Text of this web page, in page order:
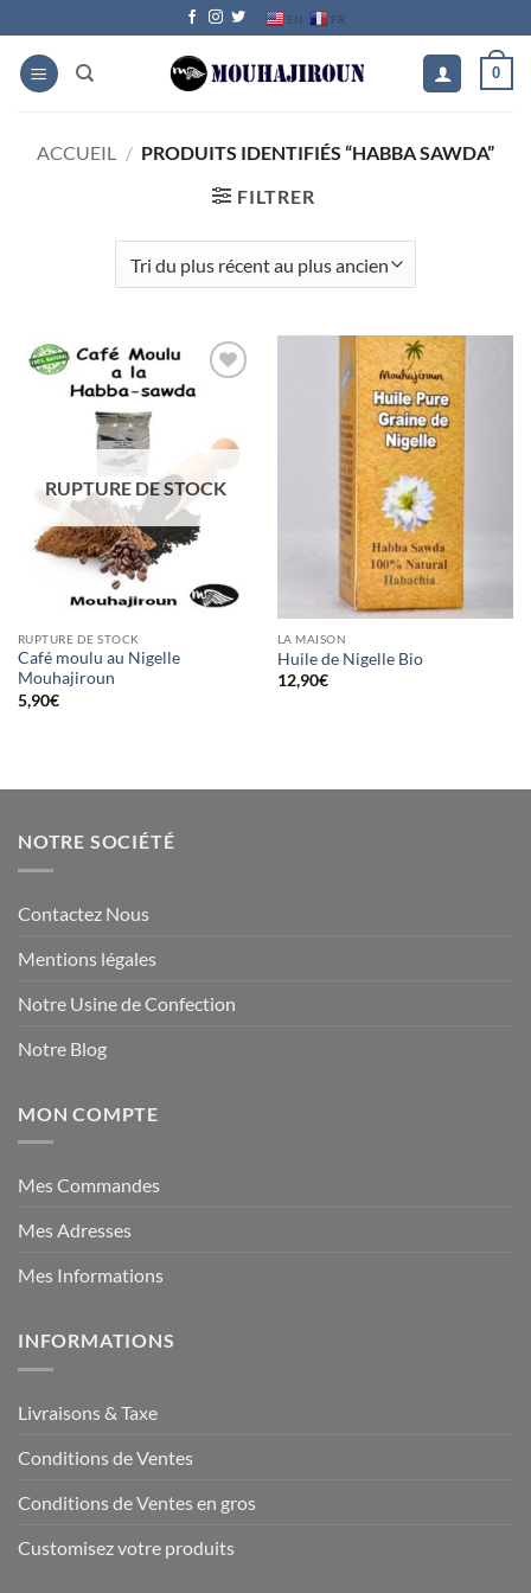
au
contenu
EN FR
0
ACCUEIL / PRODUITS IDENTIFIÉS “HABBA SAWDA”
FILTRER
Ajouter
RUPTURE DE STOCK
RUPTURE DE STOCK
Café moulu au Nigelle
Mouhajiroun
5,90€
à la liste
LA MAISON
Huile de Nigelle Bio
12,90€
NOTRE SOCIÉTÉ
Contactez Nous
Mentions légales
Notre Usine de Confection
Notre Blog
MON COMPTE
Mes Commandes
Mes Adresses
Mes Informations
INFORMATIONS
Livraisons & Taxe
Conditions de Ventes
Conditions de Ventes en gros
Customisez votre produits